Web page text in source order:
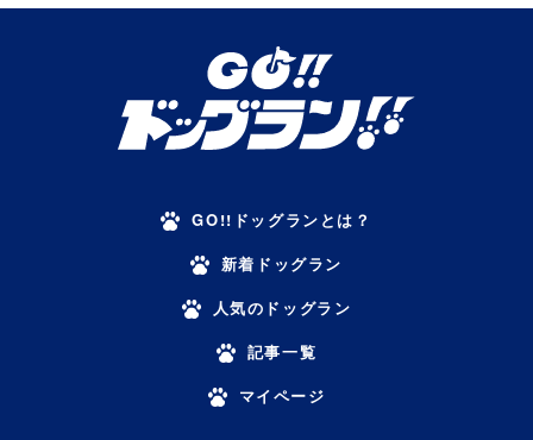
GO!!ドッグランとは？
新着ドッグラン
人気のドッグラン
記事一覧
マイページ